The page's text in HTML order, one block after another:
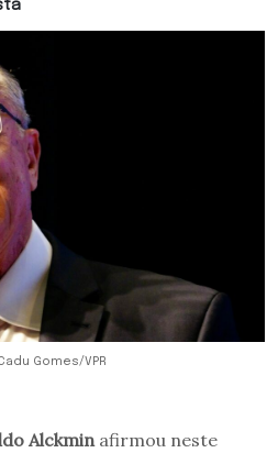
Gomes/VPR
Alckmin afirmou neste